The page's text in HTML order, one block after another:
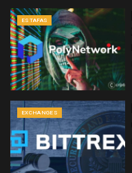
ESTAFAS
EXCHANGES